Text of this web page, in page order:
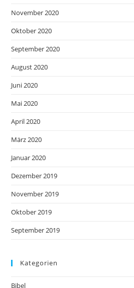
November 2020
Oktober 2020
September 2020
August 2020
Juni 2020
Mai 2020
April 2020
März 2020
Januar 2020
Dezember 2019
November 2019
Oktober 2019
September 2019
Kategorien
Bibel